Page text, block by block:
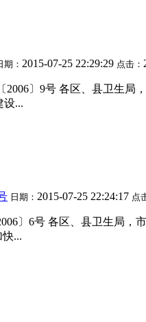
期： 2015-07-25 22:29:29 点击：
〕9号 各区、县卫生
设...
日期： 2015-07-25 22:24:17 点
〕6号 各区、县卫生局
...